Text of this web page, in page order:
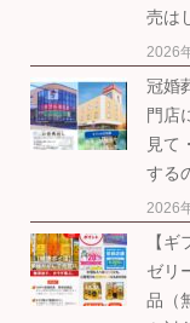
売は
2026
冠婚
門店
見て
する
2026
【
ゼリ
品（